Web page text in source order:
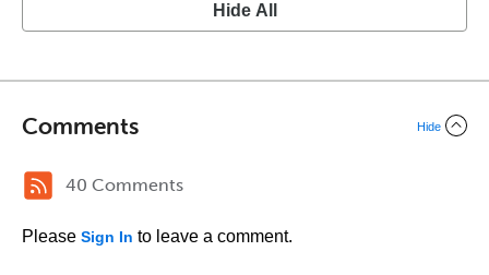
Hide All
Comments Hide
40 Comments
Please Sign In to leave a comment.